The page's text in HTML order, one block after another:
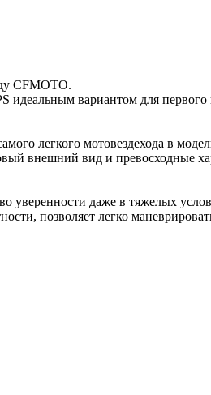
CFMOTO.
идеальным вариантом для первого
легкого мотовездехода в
внешний вид и превосходные
даже в тяжелых
позволяет легко